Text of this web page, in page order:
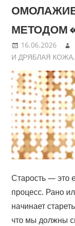
МЕТОДОМ
16.06.2026
И ДРЯБЛАЯ КОЖА,
Старость — это
процесс. Рано
начинает
что мы должны